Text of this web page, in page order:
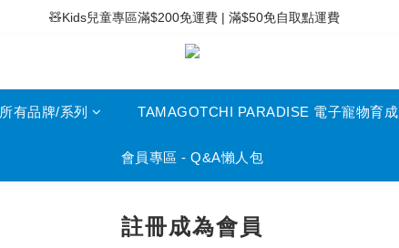
⚡滿$400免運費 | 滿$200免Easy Trade自取點運費
🧸Kids兒童專區滿$200免運費 | 滿$50免自取點運費
⚡滿$400免運費 | 滿$200免Easy Trade自取點運費
所有品牌/系列 TAMAGOTCHI PARADISE 電子寵物育成
會員專區 - Q&A懶人包
註冊成為會員